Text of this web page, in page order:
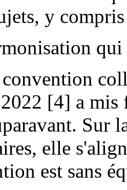
y
[4] a mis
Sur
elle
est sans